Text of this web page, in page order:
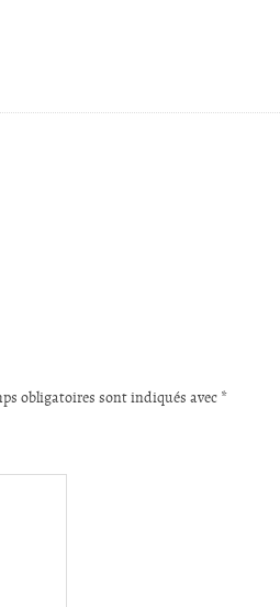
obligatoires sont indiqués avec *